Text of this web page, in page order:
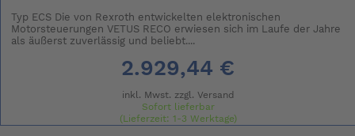
Typ ECS Die von Rexroth entwickelten elektronischen
Motorsteuerungen VETUS RECO erwiesen sich im Laufe der Jahre
als äußerst zuverlässig und beliebt....
2.929,44 €
inkl. Mwst. zzgl. Versand
Sofort lieferbar
(Lieferzeit: 1-3 Werktage)